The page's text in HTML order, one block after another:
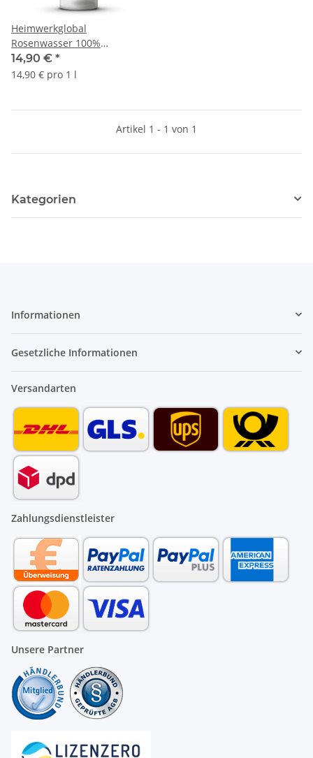
Heimwerkglobal
Rosenwasser 100%
natürlich echtes naturrein
Gesichtswasser 1L
14,90 € *
14,90 € pro 1 l
Artikel 1 - 1 von 1
Kategorien
Informationen
Gesetzliche Informationen
Versandarten
Zahlungsdienstleister
Unsere Partner